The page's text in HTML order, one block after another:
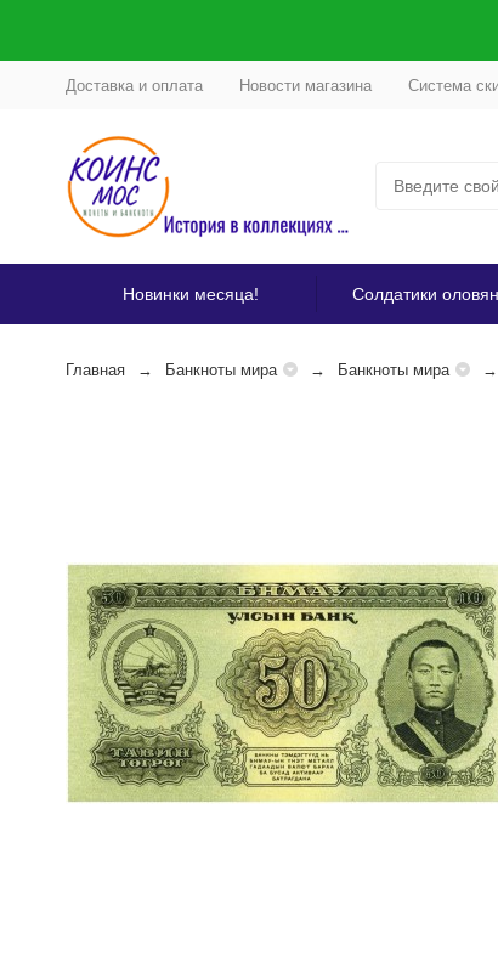
Доставка и оплата Новости магазина Система
Новинки месяца! Солдатики
Главная Банкноты мира Банкноты мира